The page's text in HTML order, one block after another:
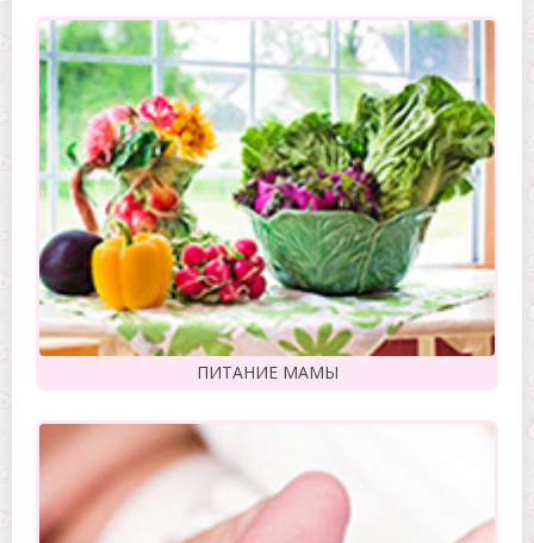
ПИТАНИЕ МАМЫ